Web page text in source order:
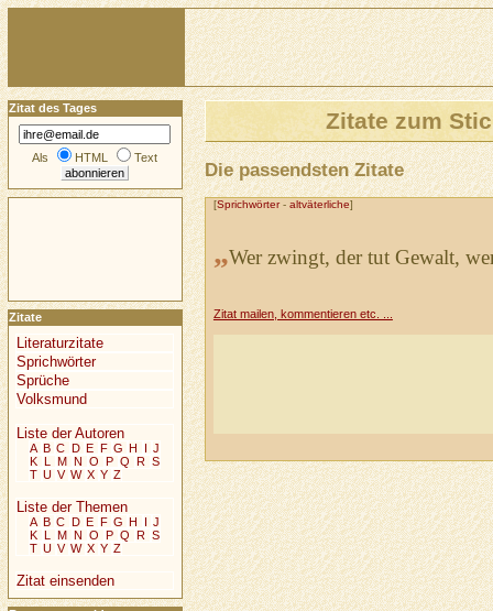
Zitate zum
Die passendsten Zitate
[Sprichwörter- altväterliche]
„Wer zwingt, der tut Gewalt,
Zitat mailen, kommentieren etc. ...
Zitat des Tages
Als HTML Text
Zitate
Literaturzitate
Sprichwörter
Sprüche
Volksmund
Liste der Autoren
A B C D E F G H I J
K L M N O P Q R S
T U V W X Y Z
Liste der Themen
A B C D E F G H I J
K L M N O P Q R S
T U V W X Y Z
Zitat einsenden